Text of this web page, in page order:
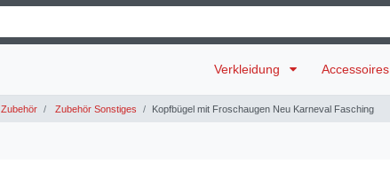
Verkleidung Accessoires
Zubehör Zubehör Sonstiges Kopfbügel mit Froschaugen Neu Karneval Fasching